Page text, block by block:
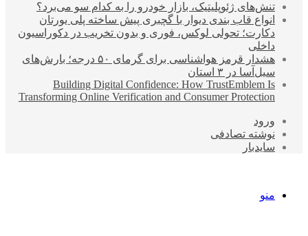
تنش‌های ژئوپلیتیک، بازار خودرو را به کدام سو می‌برد؟
انواع قاب بندی دیوار با گچبری پیش ساخته پلی یورتان
دکارت؛ تحولی لوکس، فوری و بدون تخریب در دکوراسیون
داخلی
هشدار قرمز هواشناسی برای گرمای ۵۰ درجه؛ بارش‌های
سیل‌آسا در ۳ استان
Building Digital Confidence: How TrustEmblem Is
Transforming Online Verification and Consumer Protection
ورود
نوشته تصادفی
سایدبار
منو